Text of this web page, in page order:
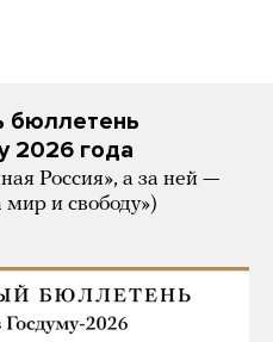
бюллетень
2026 года
Россия», а за ней —
мир и свободу»)